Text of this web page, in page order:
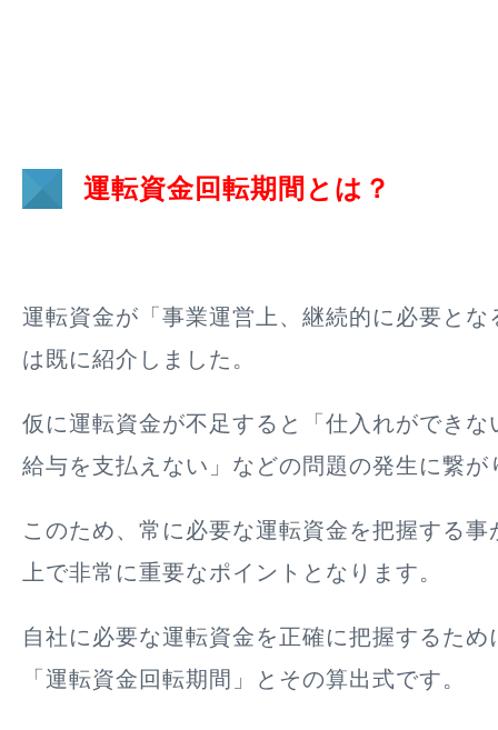
運転資金回転期間とは？
運転資金が「事業運営上、継続的に必要とな
は既に紹介しました。
仮に運転資金が不足すると「仕入れができな
給与を支払えない」などの問題の発生に繋が
このため、常に必要な運転資金を把握する
上で非常に重要なポイントとなります。
自社に必要な運転資金を正確に把握するた
「運転資金回転期間」とその算出式です。